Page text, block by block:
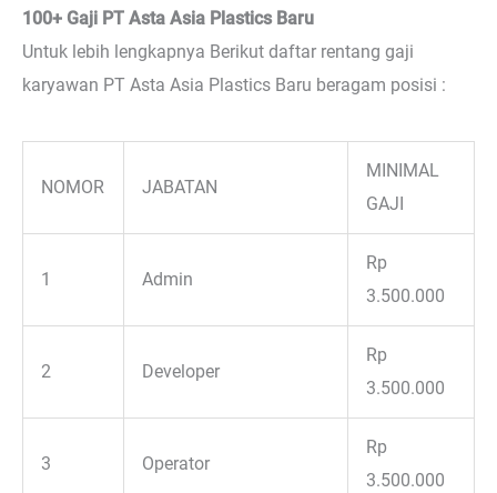
100+ Gaji PT Asta Asia Plastics Baru
Untuk lebih lengkapnya Berikut daftar rentang gaji
karyawan PT Asta Asia Plastics Baru beragam posisi :
NOMOR JABATAN
MINIMAL
GAJI
1 Admin
Rp
3.500.000
2 Developer
Rp
3.500.000
3 Operator
Rp
3.500.000